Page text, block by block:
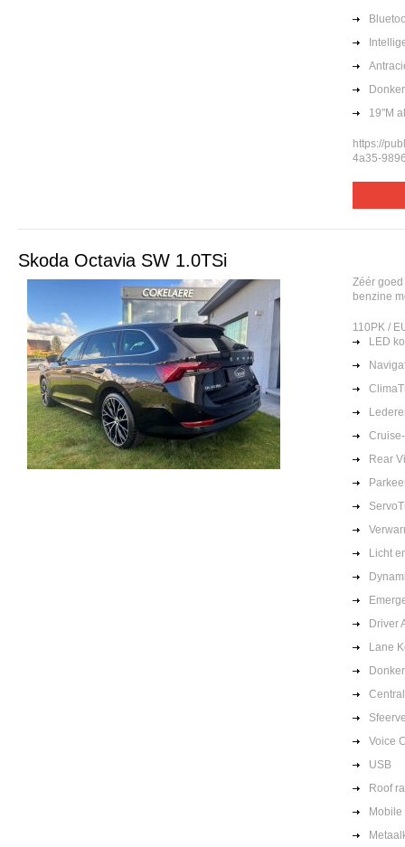
19"M
https://
4a35-
Skoda Octavia SW 1.0TSi
Zéér
benzine
110PK /
LED
Rear
Licht
Driver
Lane
Voice
USB
Roof